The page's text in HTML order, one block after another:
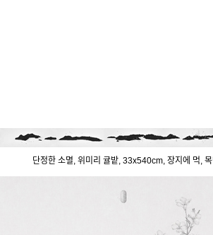
단정한 소멸, 위미리 귤밭, 33x540cm, 장지에 먹,